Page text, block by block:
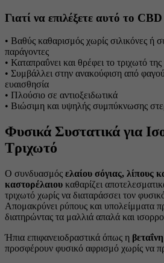
Γιατί να επιλέξετε αυτό το
• Βαθύς καθαρισμός χωρίς σιλικόνες ή
παράγοντες
• Καταπραΰνει και θρέφει το τριχωτό
• Συμβάλλει στην ανακούφιση από
ευαισθησία
• Πλούσιο σε αντιοξειδωτικά
• Βιώσιμη και υψηλής συμπύκνωσης
Φυσικά Συστατικά για
Τριχωτό
Ο συνδυασμός ελαίου σόγιας, λίπους
καστορέλαιου καθαρίζει
τριχωτό χωρίς να διαταράσσει τον
Απομακρύνει ρύπους και υπολείμματα
διατηρώντας τα μαλλιά απαλά και
Ήπια επιφανειοδραστικά όπως η
προσφέρουν φυσικό αφρισμό χωρίς να